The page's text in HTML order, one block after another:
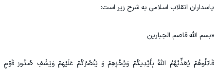
پاسداران انقلاب اسلامی به شرح زیر است:
«بسم الله قاصم الجبارین
قَاتِلُوهُمْ یُعَذِّبْهُمُ اللَّهُ بِأَیْدِیکُمْ وَیُخْزِهِمْ وَ یَنْصُرْکُمْ عَلَیْهِمْ وَیَشْفِ صُدُورَ قَوْمٍ